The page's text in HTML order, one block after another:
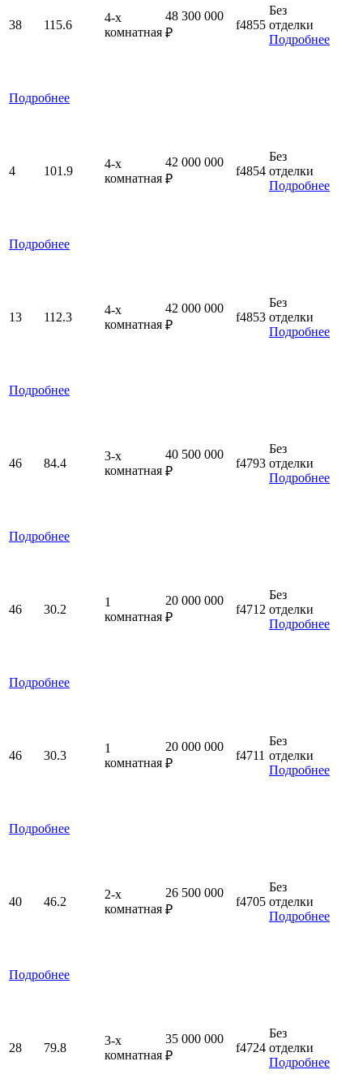
38 115.6
4-x
комнатная
48 300 000
₽
f4855
Без
отделки
Подробнее
Подробнее
4 101.9
4-x
комнатная
42 000 000
₽
f4854
Без
отделки
Подробнее
Подробнее
13 112.3
4-x
комнатная
42 000 000
₽
f4853
Без
отделки
Подробнее
Подробнее
46 84.4
3-x
комнатная
40 500 000
₽
f4793
Без
отделки
Подробнее
Подробнее
46 30.2
1
комнатная
20 000 000
₽
f4712
Без
отделки
Подробнее
Подробнее
46 30.3
1
комнатная
20 000 000
₽
f4711
Без
отделки
Подробнее
Подробнее
40 46.2
2-x
комнатная
26 500 000
₽
f4705
Без
отделки
Подробнее
Подробнее
28 79.8
3-x
комнатная
35 000 000
₽
f4724
Без
отделки
Подробнее